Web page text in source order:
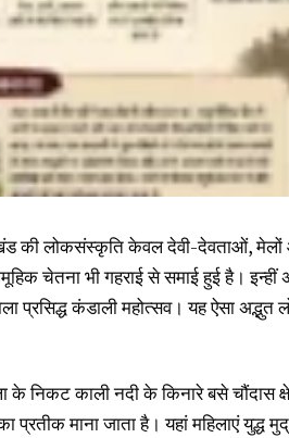
की लोकसंस्कृति केवल देवी-देवताओं, मेलों
चेतना भी गहराई से समाई हुई है।
प्रसिद्ध कंडाली महोत्सव। यह ऐसा अद्भुत
के निकट काली नदी के किनारे बसे चौंदास
प्रतीक माना जाता है। यहां महिलाएं युद्ध